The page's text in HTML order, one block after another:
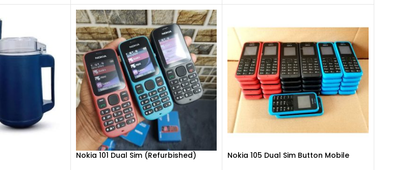
Nokia 101 Dual Sim (Refurbished)
Nokia 105 Dual Sim Button Mobile